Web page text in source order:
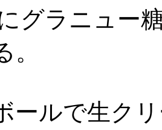
ラニュー糖
る。
ールで生ク